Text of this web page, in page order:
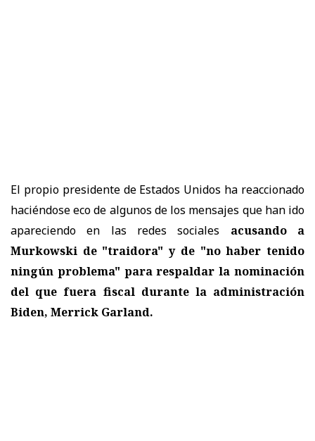
El propio presidente de Estados Unidos ha reaccionado
haciéndose eco de algunos de los mensajes que han ido
apareciendo en las redes sociales acusando a
Murkowski de "traidora" y de "no haber tenido
ningún problema" para respaldar la nominación
del que fuera fiscal durante la administración
Biden, Merrick Garland.